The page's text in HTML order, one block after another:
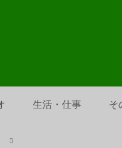
生活・仕事 そ